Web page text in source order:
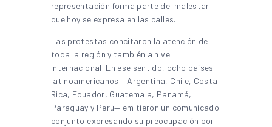
representación forma parte del malestar
que hoy se expresa en las calles.
Las protestas concitaron la atención de
toda la región y también a nivel
internacional. En ese sentido, ocho países
latinoamericanos —Argentina, Chile, Costa
Rica, Ecuador, Guatemala, Panamá,
Paraguay y Perú— emitieron un comunicado
conjunto expresando su preocupación por